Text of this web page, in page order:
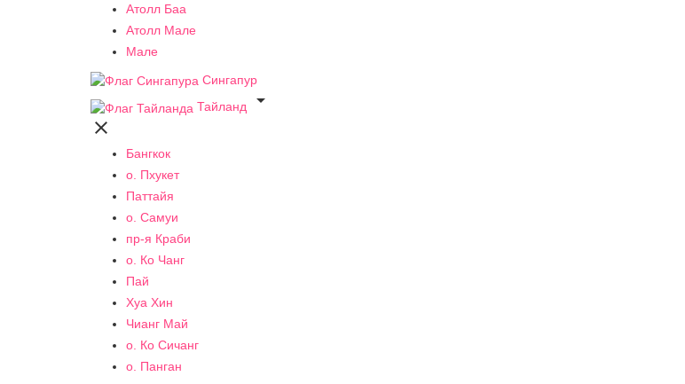
Атолл Баа
Атолл Мале
Мале
Сингапур
Тайланд


Бангкок
о. Пхукет
Паттайя
о. Самуи
пр-я Краби
о. Ко Чанг
Пай
Хуа Хин
Чианг Май
о. Ко Сичанг
о. Панган